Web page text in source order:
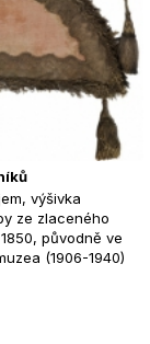
výšivka
ze zlaceného
původně ve
(1906-1940)